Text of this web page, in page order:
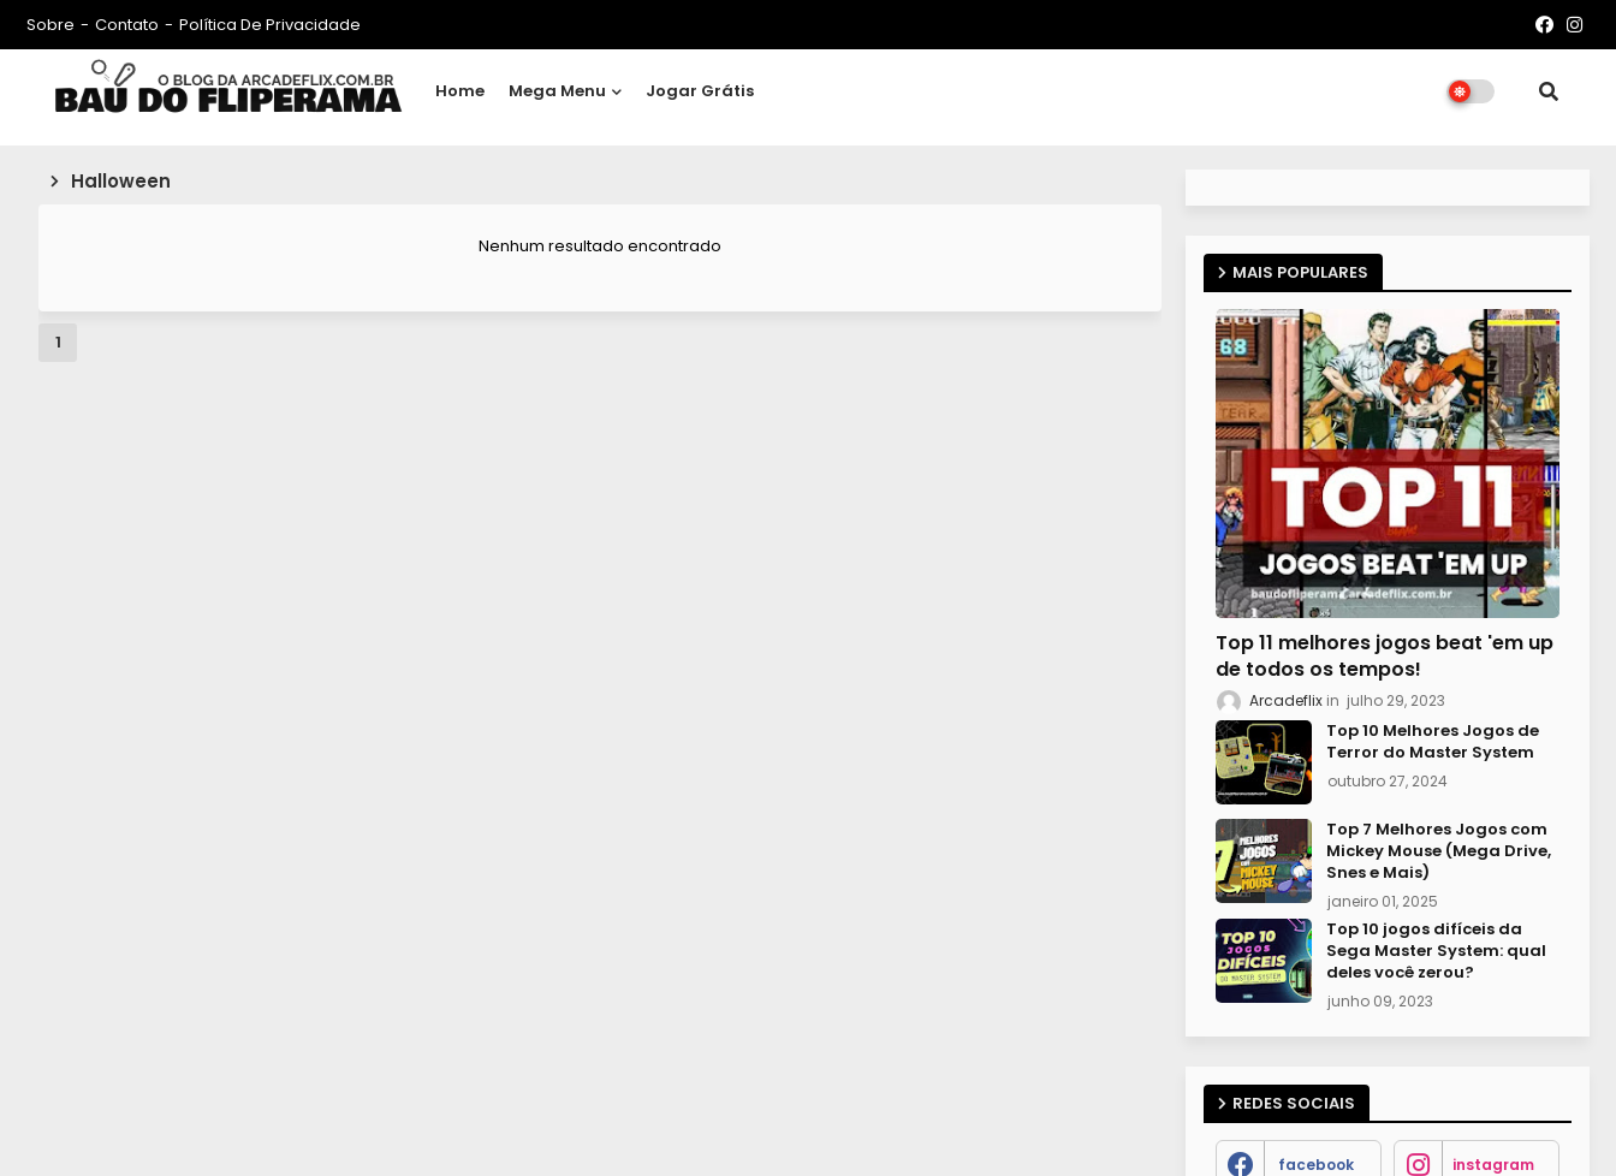
Sobre Contato Política De Privacidade
Home Mega Menu Jogar Grátis
Halloween
Nenhum resultado encontrado
1
MAIS POPULARES
Top 11 melhores jogos beat 'em up
de todos os tempos!
Arcadeflix julho 29, 2023
Top 10 Melhores Jogos de
Terror do Master System
outubro 27, 2024
Top 7 Melhores Jogos com
Mickey Mouse (Mega Drive,
Snes e Mais)
janeiro 01, 2025
Top 10 jogos difíceis da
Sega Master System: qual
deles você zerou?
junho 09, 2023
REDES SOCIAIS
facebook instagram